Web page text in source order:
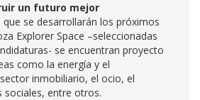
un futuro mejor
se desarrollarán los próximos
Explorer Space –seleccionadas
se encuentran proyecto
como la energía y el
inmobiliario, el ocio, el
sociales, entre otros.